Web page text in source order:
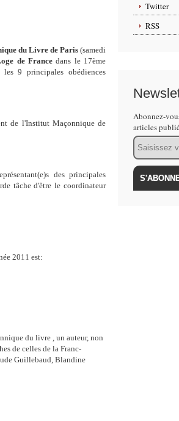
du Livre de Paris(samedi
de France dans le 17ème
les 9 principales obédiences
de l'Institut Maçonnique de
des principales
tâche d'être le coordinateur
2011 est:
du livre , un auteur, non
de celles de la Franc-
Guillebaud, Blandine
Twitter
RSS
Abonnez-
articles
Email